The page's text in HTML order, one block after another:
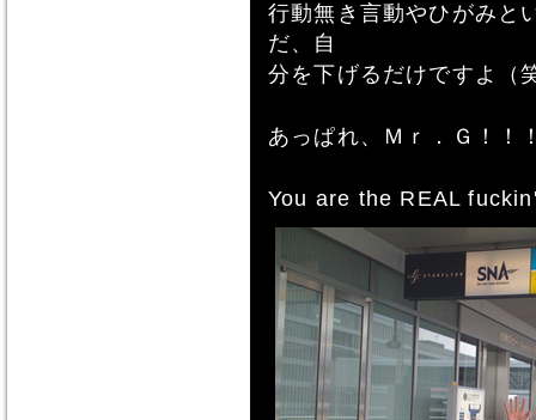
行動無き言動やひがみと
だ、自
分を下げるだけですよ（
あっぱれ、Ｍｒ．Ｇ！！
You are the REAL